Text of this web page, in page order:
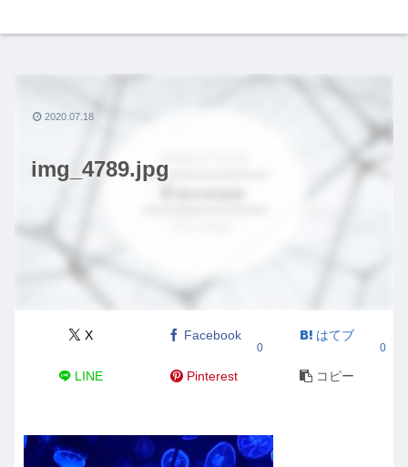
img_4789.jpg
X Facebook
0
はてブ
0
LINE Pinterest コピー
2020.07.18